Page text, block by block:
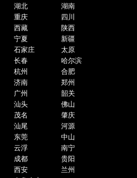
湖北
湖南
重庆
四川
西藏
陕西
宁夏
新疆
石家庄
太原
长春
哈尔滨
杭州
合肥
济南
郑州
广州
韶关
汕头
佛山
茂名
肇庆
汕尾
河源
东莞
中山
云浮
南宁
成都
贵阳
西安
兰州